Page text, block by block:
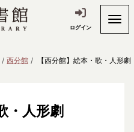
ログイン
西分館 【西分館】絵本・歌・人形劇
・人形劇